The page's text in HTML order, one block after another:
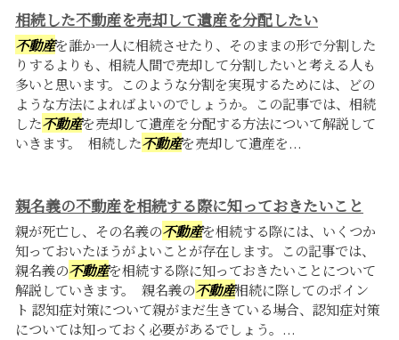
相続した不動産を売却して遺産を分配したい
不動産を誰か一人に相続させたり、そのままの形で分割した
りするよりも、相続人間で売却して分割したいと考える人も
多いと思います。このような分割を実現するためには、どの
ような方法によればよいのでしょうか。この記事では、相続
した不動産を売却して遺産を分配する方法について解説して
いきます。 相続した不動産を売却して遺産を...
親名義の不動産を相続する際に知っておきたいこと
親が死亡し、その名義の不動産を相続する際には、いくつか
知っておいたほうがよいことが存在します。この記事では、
親名義の不動産を相続する際に知っておきたいことについて
解説していきます。 親名義の不動産相続に際してのポイン
ト 認知症対策について親がまだ生きている場合、認知症対策
については知っておく必要があるでしょう。...